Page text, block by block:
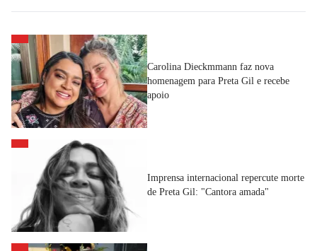
Carolina Dieckmmann faz nova
homenagem para Preta Gil e recebe
apoio
Imprensa internacional repercute morte
de Preta Gil: "Cantora amada"